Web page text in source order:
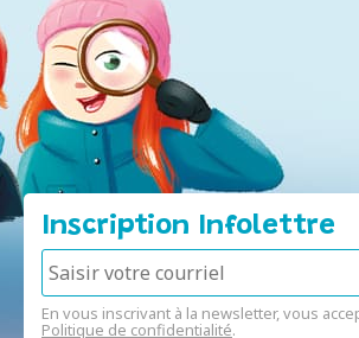
Inscription Infolettre
En vous inscrivant à la newsletter, vous
Politique de confidentialité.